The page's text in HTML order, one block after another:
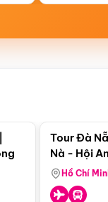
Tour Đà
Nà - Hội
Động
Hồ Chí